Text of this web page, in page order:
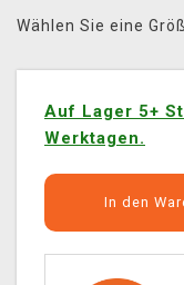
Wählen Sie eine
Auf Lager 5+
Werktagen.
In den